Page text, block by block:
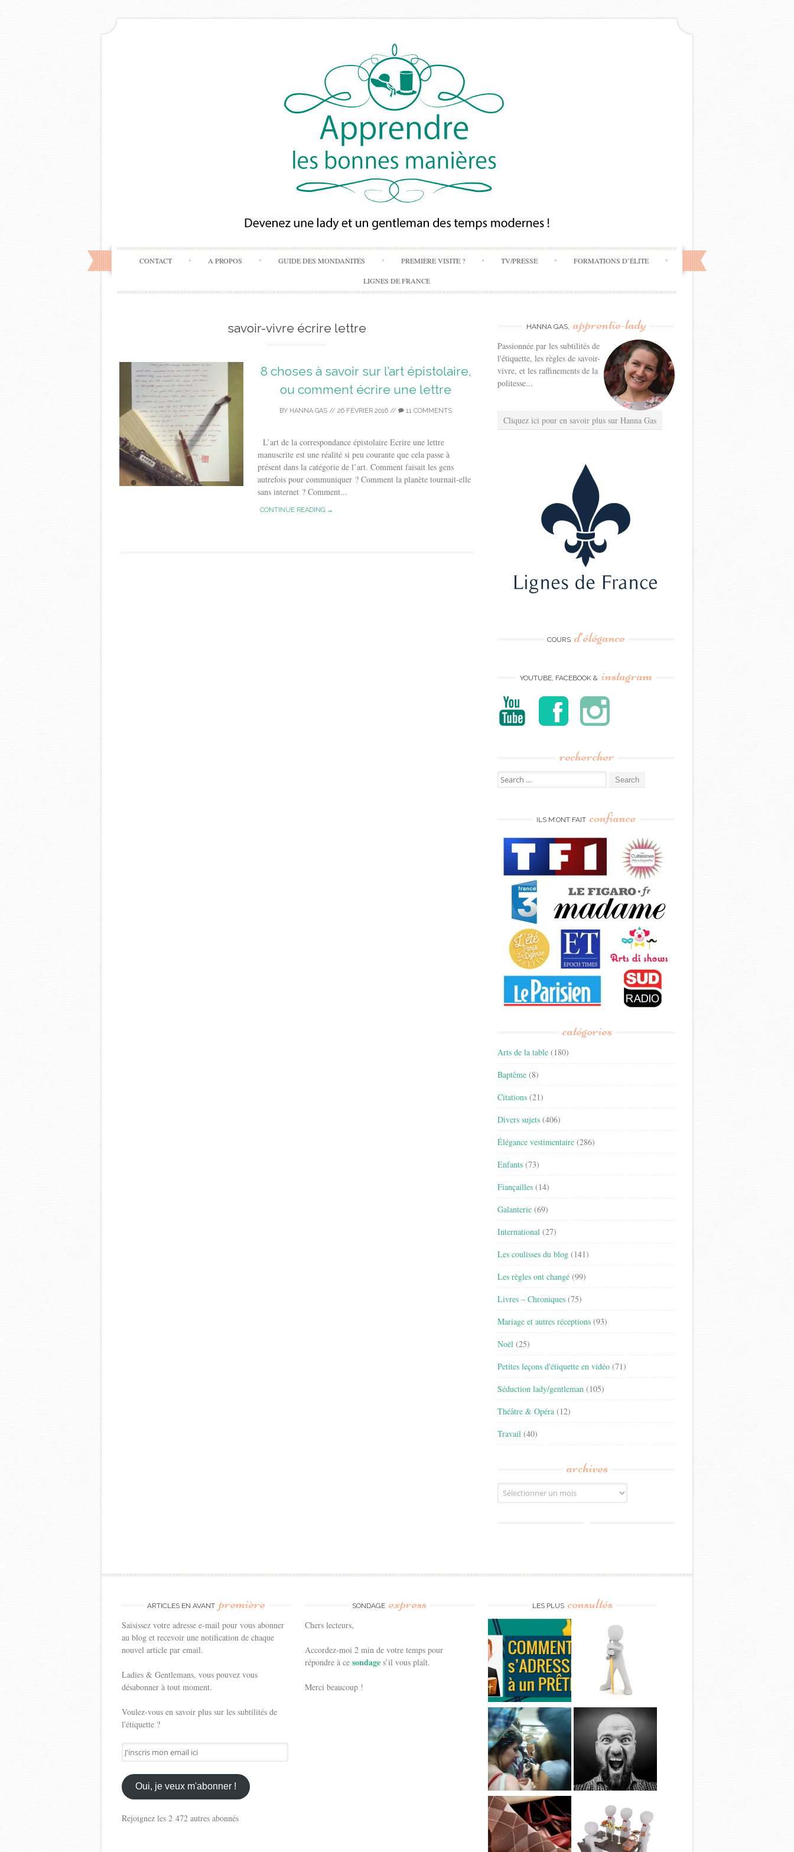
Skip
to
content
CONTACT A PROPOS GUIDE DES MONDANITÉS PREMIÈRE VISITE ? TV/PRESSE FORMATIONS D’ÉLITE
LIGNES DE FRANCE
savoir-vivre écrire lettre
8 choses à savoir sur l’art épistolaire,
ou comment écrire une lettre
BY HANNA GAS // 26 FÉVRIER 2016 // 11 COMMENTS
L’art de la correspondance épistolaire Ecrire une lettre
manuscrite est une réalité si peu courante que cela passe à
présent dans la catégorie de l’art. Comment faisait les gens
autrefois pour communiquer ? Comment la planète tournait-elle
sans internet ? Comment...
CONTINUE READING →
HANNA GAS, apprentie-lady
Passionnée par les subtilités de
l'étiquette, les règles de savoir-
vivre, et les raffinements de la
politesse...
Cliquez ici pour en savoir plus sur Hanna Gas
COURS d’élégance
YOUTUBE, FACEBOOK & instagram
rechercher
Search
for:
ILS M’ONT FAIT confiance
catégories
Arts de la table (180)
Baptême (8)
Citations (21)
Divers sujets (406)
Élégance vestimentaire (286)
Enfants (73)
Fiançailles (14)
Galanterie (69)
International (27)
Les coulisses du blog (141)
Les règles ont changé (99)
Livres – Chroniques (75)
Mariage et autres réceptions (93)
Noël (25)
Petites leçons d'étiquette en vidéo (71)
Séduction lady/gentleman (105)
Théâtre & Opéra (12)
Travail (40)
archives
Archives
ARTICLES EN AVANT première
Saisissez votre adresse e-mail pour vous abonner
au blog et recevoir une notification de chaque
nouvel article par email.
Ladies & Gentlemans, vous pouvez vous
désabonner à tout moment.
Voulez-vous en savoir plus sur les subtilités de
l'étiquette ?
J'inscris
mon
email
ici
Oui, je veux m'abonner !
Rejoignez les 2 472 autres abonnés
SONDAGE express
Chers lecteurs,
Accordez-moi 2 min de votre temps pour
répondre à cesondages’il vous plaît.
Merci beaucoup !
LES PLUS consultés